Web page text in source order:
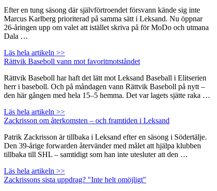
Efter en tung säsong där självförtroendet försvann kände sig inte
Marcus Karlberg prioriterad på samma sätt i Leksand. Nu öppnar
26-åringen upp om valet att istället skriva på för MoDo och utmana
Dala …
Läs hela artikeln >>
Rättvik Baseboll vann mot favoritmotståndet
Rättvik Baseboll har haft det lätt mot Leksand Baseball i Elitserien
herr i baseboll. Och på måndagen vann Rättvik Baseboll på nytt –
den här gången med hela 15–5 hemma. Det var lagets sjätte raka …
Läs hela artikeln >>
Zackrisson om återkomsten – och framtiden i Leksand
Patrik Zackrisson är tillbaka i Leksand efter en säsong i Södertälje.
Den 39-årige forwarden återvänder med målet att hjälpa klubben
tillbaka till SHL – samtidigt som han inte utesluter att den …
Läs hela artikeln >>
Zackrissons sista uppdrag? "Inte helt omöjligt"